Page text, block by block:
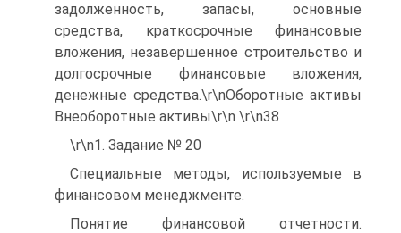
задолженность, запасы, основные
средства, краткосрочные финансовые
вложения, незавершенное строительство и
долгосрочные финансовые вложения,
денежные средства.\r\nОборотные активы
Внеоборотные активы\r\n \r\n38
\r\n1. Задание № 20
Специальные методы, используемые в
финансовом менеджменте.
Понятие финансовой отчетности.